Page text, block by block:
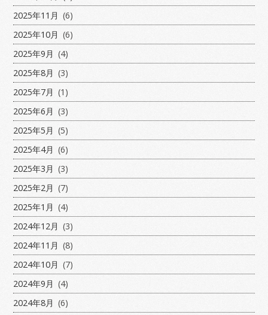
2025年11月 (6)
2025年10月 (6)
2025年9月 (4)
2025年8月 (3)
2025年7月 (1)
2025年6月 (3)
2025年5月 (5)
2025年4月 (6)
2025年3月 (3)
2025年2月 (7)
2025年1月 (4)
2024年12月 (3)
2024年11月 (8)
2024年10月 (7)
2024年9月 (4)
2024年8月 (6)